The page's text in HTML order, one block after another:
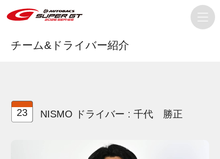
チーム&ドライバー紹介
23 NISMO ドライバー : 千代 勝正